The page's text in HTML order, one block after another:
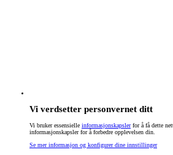
Vi verdsetter personvernet ditt
Vi bruker essensielle informasjonskapslerfor å få dette
informasjonskapsler for å forbedre opplevelsen din.
Se mer informasjon og konfigurer dine innstillinger